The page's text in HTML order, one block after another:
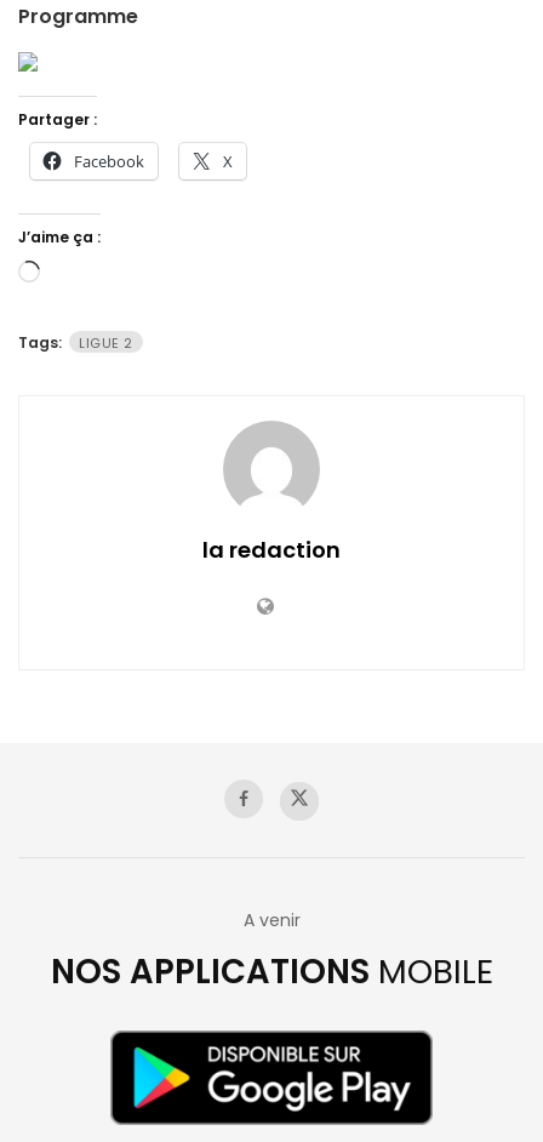
Programme
Partager :
Facebook X
J’aime ça :
Chargement…
Tags: LIGUE 2
la redaction
A venir
NOS APPLICATIONS MOBILE